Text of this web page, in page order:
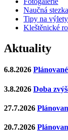
Naučná
Tipy na
Kleštěnické
Aktuality
6.8.2026
3.8.2026 Doba
27.7.2026
20.7.2026